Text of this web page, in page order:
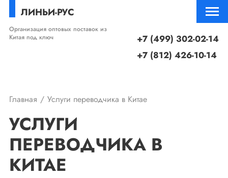
ЛИНЬИ-РУС
Организация оптовых поставок из
Китая под ключ
+7 (499) 302-02-14
+7 (812) 426-10-14
Главная Услуги переводчика в Китае
УСЛУГИ
ПЕРЕВОДЧИКА В
КИТАЕ